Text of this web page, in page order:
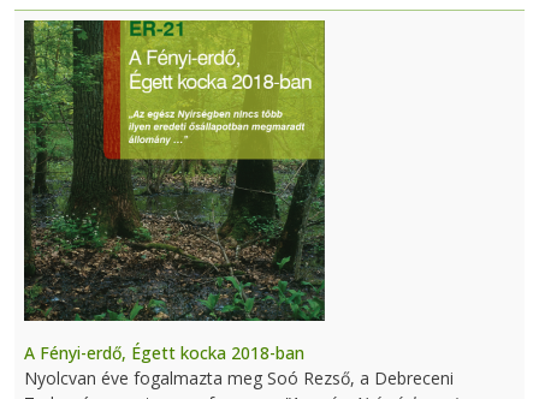
A Fényi-erdő, Égett kocka 2018-ban
Nyolcvan éve fogalmazta meg Soó Rezső, a Debreceni